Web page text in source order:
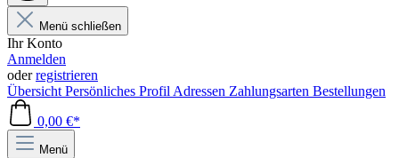
Menü schließen
Ihr Konto
Anmelden
oderregistrieren
Übersicht Persönliches Profil Adressen Zahlungsarten Bestellungen
0,00 €*
Menü